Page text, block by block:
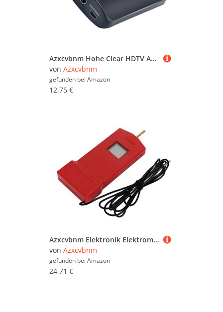
Azxcvbnm Hohe Clear HDTV Adapter Einrüstung Für Alle Geschlechter Und Szenario Videokonverter Box Geeignet
von Azxcvbnm
gefunden bei Amazon
12,75 €
Azxcvbnm Elektronik Elektromagnetische Schaukel Lötkits Practice Kits Blattformpendel Nadel Für Schulstammlernen
von Azxcvbnm
gefunden bei Amazon
24,71 €